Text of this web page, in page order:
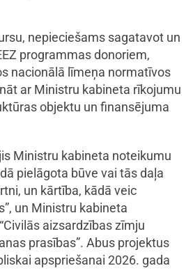
nepieciešams sagatavot un
programmas donoriem,
nacionālā līmeņa normatīvos
ar Ministru kabineta rīkojumu
objektu un finansējuma
Ministru kabineta noteikumu
pielāgota būve vai tās daļa
un kārtība, kādā veic
un Ministru kabineta
aizsardzības zīmju
prasības”. Abus projektus
apspriešanai 2026. gada